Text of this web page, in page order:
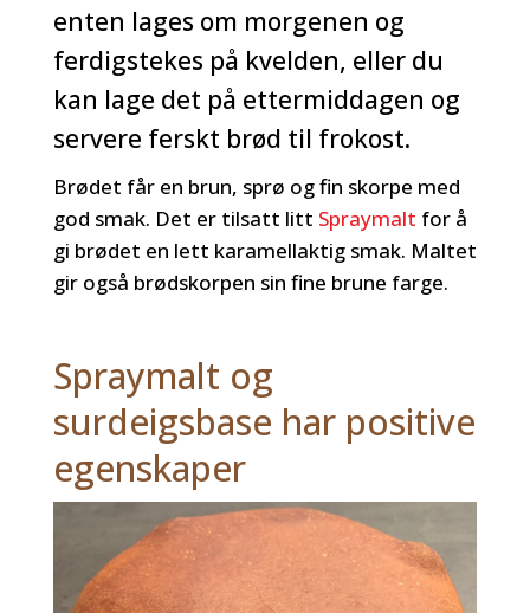
enten lages om morgenen og
ferdigstekes på kvelden, eller du
kan lage det på ettermiddagen og
servere ferskt brød til frokost.
Brødet får en brun, sprø og fin skorpe med
god smak. Det er tilsatt litt Spraymalt for å
gi brødet en lett karamellaktig smak. Maltet
gir også brødskorpen sin fine brune farge.
Spraymalt og
surdeigsbase har positive
egenskaper